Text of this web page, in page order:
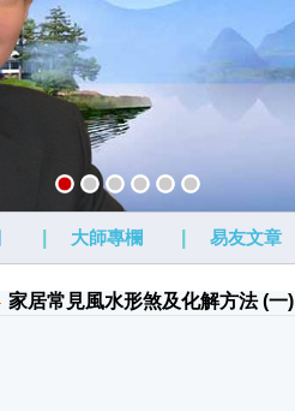
大師專欄 易友文章
家居常見風水形煞及化解方法 (一)